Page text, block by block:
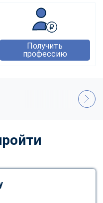
Получить
профессию